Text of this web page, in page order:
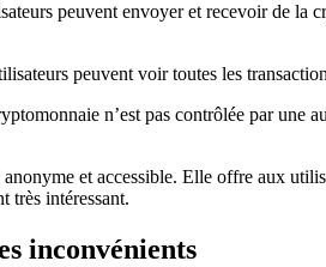
peuvent envoyer et recevoir de la
peuvent voir toutes les
n’est pas contrôlée par une
et accessible. Elle offre aux
très intéressant.
inconvénients